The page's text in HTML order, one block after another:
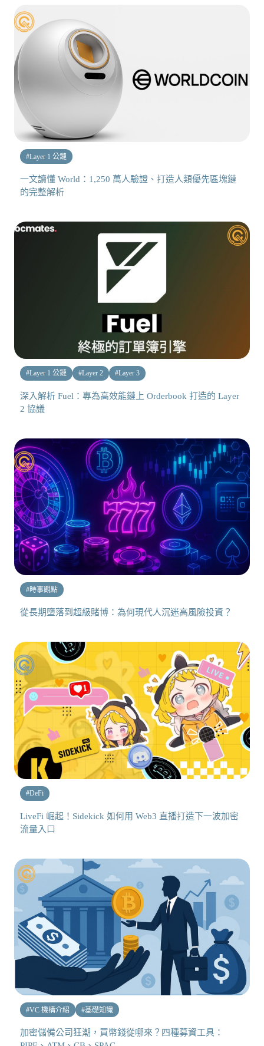
#Layer 1 公鏈
一文讀懂 World：1,250 萬人驗證、打造人類優先區塊鏈
的完整解析
#Layer 1 公鏈 #Layer 2 #Layer 3
深入解析 Fuel：專為高效能鏈上 Orderbook 打造的 Layer
2 協議
#時事觀點
從長期墮落到超級賭博：為何現代人沉迷高風險投資？
#DeFi
LiveFi 崛起！Sidekick 如何用 Web3 直播打造下一波加密
流量入口
#VC 機構介紹 #基礎知識
加密儲備公司狂潮，買幣錢從哪來？四種募資工具：